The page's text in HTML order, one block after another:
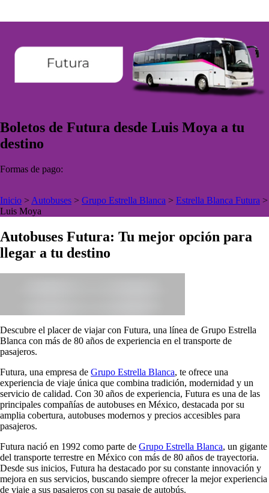
Boletos de Futura desde Luis Moya a tu
destino
Formas de pago:
Inicio > Autobuses > Grupo Estrella Blanca > Estrella Blanca Futura >
Luis Moya
Autobuses Futura: Tu mejor opción para
llegar a tu destino
Descubre el placer de viajar con Futura, una línea de Grupo Estrella
Blanca con más de 80 años de experiencia en el transporte de
pasajeros.
Futura, una empresa de Grupo Estrella Blanca, te ofrece una
experiencia de viaje única que combina tradición, modernidad y un
servicio de calidad. Con 30 años de experiencia, Futura es una de las
principales compañías de autobuses en México, destacada por su
amplia cobertura, autobuses modernos y precios accesibles para
pasajeros.
Futura nació en 1992 como parte de Grupo Estrella Blanca, un gigante
del transporte terrestre en México con más de 80 años de trayectoria.
Desde sus inicios, Futura ha destacado por su constante innovación y
mejora en sus servicios, buscando siempre ofrecer la mejor experiencia
de viaje a sus pasajeros con su pasaje de autobús.